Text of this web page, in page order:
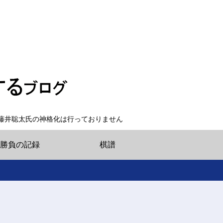
聡太氏の神格化は行っておりません
勝負の記録 棋譜